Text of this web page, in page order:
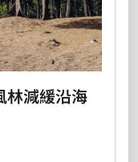
林減緩沿海